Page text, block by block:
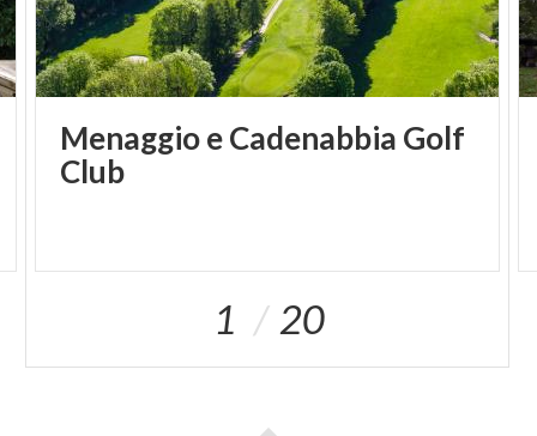
Menaggio e Cadenabbia Golf
Club
1 20